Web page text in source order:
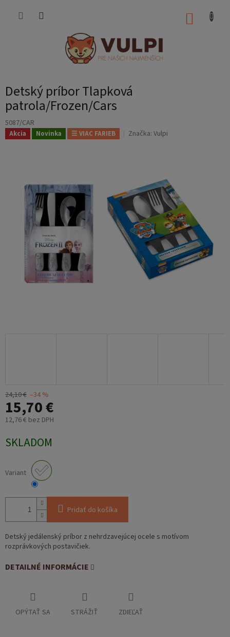
Detský príbor Tlapková
patrola/Frozen/Cars
5087/CAR
Akcia Novinka ☰ VIAC FARIEB Značka: Vulpi
24,10 € –34 %
15,70 €
12,76 € bez DPH
cena:
SKLADOM
Variant
Pridať do košíka
Detský jedálenský príbor z nehrdzavejúcej ocele s motívom
rozprávkových postavičiek.
DETAILNÉ INFORMÁCIE
OPÝTAŤ SA STRÁŽIŤ ZDIEĽAŤ